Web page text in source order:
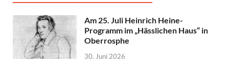
Am 25. Juli Heinrich Heine-
Programm im „Hässlichen Haus“ in
Oberrosphe
30. Juni 2026